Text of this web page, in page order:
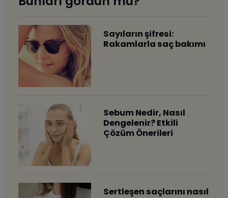
Sayıların şifresi:
Rakamlarla saç bakımı
Sebum Nedir, Nasıl
Dengelenir? Etkili
Çözüm Önerileri
Sertleşen saçlarını nasıl